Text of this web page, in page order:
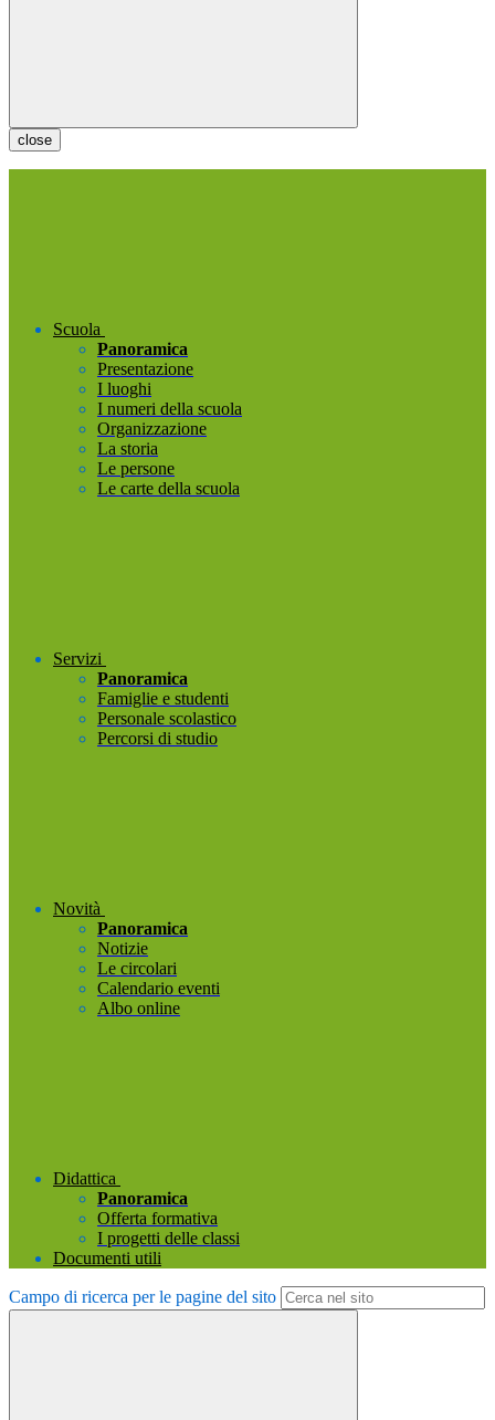
close
Scuola
Panoramica
Presentazione
I luoghi
I numeri della scuola
Organizzazione
La storia
Le persone
Le carte della scuola
Servizi
Panoramica
Famiglie e studenti
Personale scolastico
Percorsi di studio
Novità
Panoramica
Notizie
Le circolari
Calendario eventi
Albo online
Didattica
Panoramica
Offerta formativa
I progetti delle classi
Documenti utili
Campo di ricerca per le pagine del sito